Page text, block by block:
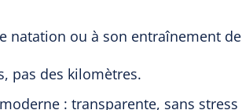
natation ou à son entraînement de
pas des kilomètres.
: transparente, sans stress